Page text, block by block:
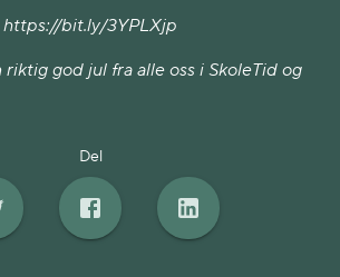
bit.ly/3YPLXjp
god jul fra alle oss i SkoleTid og
Del